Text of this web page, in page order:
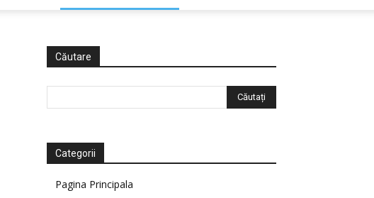
Căutare
Categorii
Pagina Principala